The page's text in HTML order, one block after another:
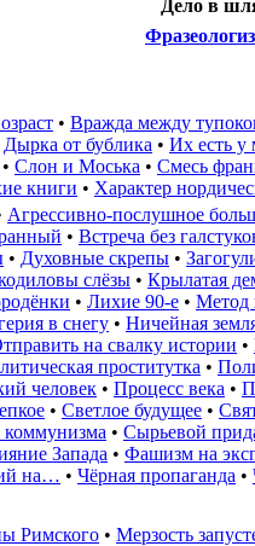
Дело в
• Вражда между
Дырка от бублика • Их есть у
• Слон и Моська • Смесь
книги • Характер
Агрессивно-послушное
• Встреча без
• Духовные скрепы •
слёзы • Крылатая
• Лихие 90-е • Метод
в снегу • Ничейная
на свалку истории •
проститутка •
человек • Процесс века •
• Светлое будущее •
коммунизма • Сырьевой
Запада • Фашизм на
на… • Чёрная пропаганда •
Римского • Мерзость